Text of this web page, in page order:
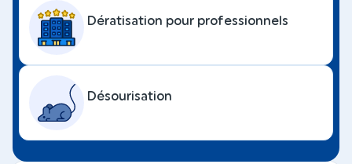
Dératisation pour professionnels
Désourisation